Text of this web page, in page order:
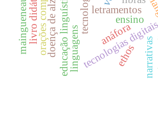
linguagens
letramentos
ensino
educação linguística tecnologias narrativas
anáfora
livro didático
ethos
maingueneau